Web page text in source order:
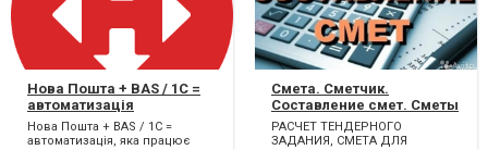
Нова Пошта + BAS / 1C =
автоматизація
Нова Пошта + BAS / 1C =
автоматизація, яка працює
Смета. Сметчик.
Составление смет. Сметы
АВК. Расчет сметы.
Сделать смету. Составить
РАСЧЕТ ТЕНДЕРНОГО
ЗАДАНИЯ, СМЕТА ДЛЯ